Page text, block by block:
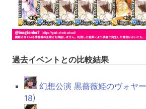
過去イベントとの比較結果
幻想公演 黒薔薇姫のヴォヤ
18)